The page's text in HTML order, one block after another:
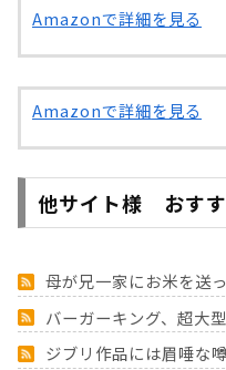
Amazonで詳細を見る
Amazonで詳細を見る
他サイト様 おす
母が兄一家にお米を送
バーガーキング、超
ジブリ作品には眉唾な